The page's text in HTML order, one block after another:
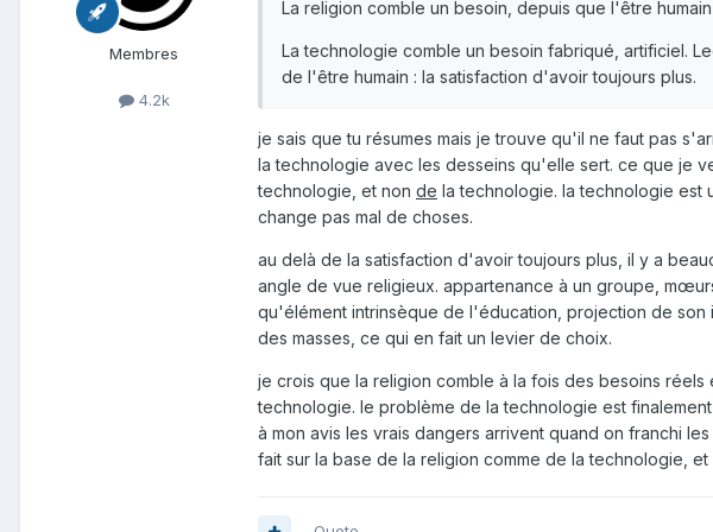
Membres
4.2k
La religion comble un besoin, depuis que l'être
La technologie comble un besoin fabriqué, artificiel.
de l'être humain : la satisfaction d'avoir toujours plus.
je sais que tu résumes mais je trouve qu'il ne faut pas
la technologie avec les desseins qu'elle sert. ce que je
technologie, et non de la technologie. la technologie est
change pas mal de choses.
au delà de la satisfaction d'avoir toujours plus, il y a
angle de vue religieux. appartenance à un groupe,
qu'élément intrinsèque de l'éducation, projection de
des masses, ce qui en fait un levier de choix.
je crois que la religion comble à la fois des besoins
technologie. le problème de la technologie est
à mon avis les vrais dangers arrivent quand on franchi
fait sur la base de la religion comme de la technologie,